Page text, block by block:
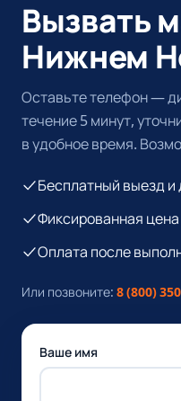
Вызвать
Нижнем
Оставьте телефон —
течение 5 минут,
в удобное время.
Бесплатный выезд и
Фиксированная
Оплата после
Или позвоните: 8 (800)
Ваше имя